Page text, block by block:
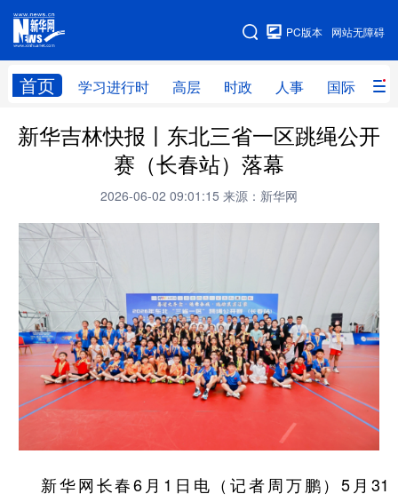
网站无障碍
PC版本
首页 学习进行时 高层 时政 人事 国际 财
网站地图
学习进行时 高层 时政 人事
财经 网评
全球连线
科技
访谈 视频 图片 政务
法律 中央文件 金融 汽车
食品 信息化 数字经济
新华吉林快报丨东北三省一区跳绳公开
赛（长春站）落幕
2026-06-02 09:01:15 来源：新华网
新华网长春6月1日电（记者周万鹏）5月31